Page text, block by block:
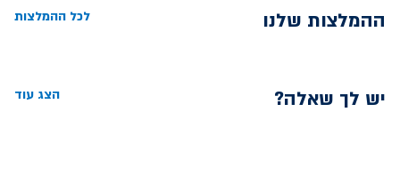
ההמלצות שלנו לכל ההמלצות
יש לך שאלה? הצג עוד